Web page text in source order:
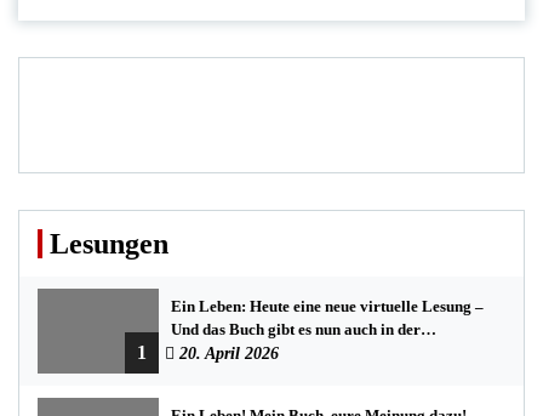
Lesungen
1
Ein Leben: Heute eine neue virtuelle Lesung –
Und das Buch gibt es nun auch in der
Bredstedter Stadtbuchhandlung
20. April 2026